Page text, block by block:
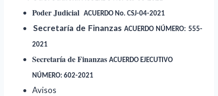
Poder Judicial ACUERDO No. CSJ-04-2021
Secretaría de Finanzas ACUERDO NÚMERO: 555-
2021
Secretaría de Finanzas ACUERDO EJECUTIVO
NÚMERO: 602-2021
Avisos